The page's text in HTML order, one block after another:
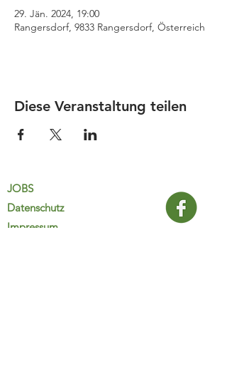
29. Jän. 2024, 19:00
Rangersdorf, 9833 Rangersdorf, Österreich
Diese Veranstaltung teilen
JOBS
Datenschutz
Impressum